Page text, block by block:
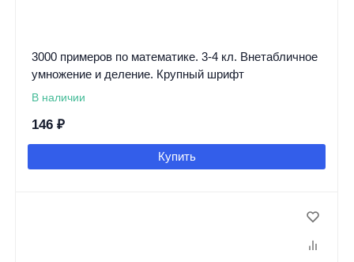
3000 примеров по математике. 3-4 кл. Внетабличное
умножение и деление. Крупный шрифт
В наличии
146 ₽
Купить